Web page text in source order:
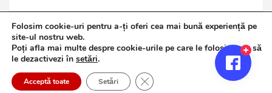
Copyright © 2026Jurnalul de Brăila
Politică de confidențialitate
Theme Horse
Proudly Powered by:WordPress
Folosim cookie-uri pentru a-ți oferi cea mai bună experiență pe
site-ul nostru web.
Poți afla mai multe despre cookie-urile pe care le folosim sau să
le dezactivezi în setări.
Acceptă toate Setări Close GDPR Cookie Banner